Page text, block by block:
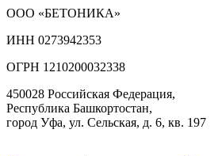
ООО «БЕТОНИКА»
ИНН 0273942353
ОГРН 1210200032338
450028 Российская Федерация,
Республика Башкортостан,
город Уфа, ул. Сельская, д. 6, кв. 197